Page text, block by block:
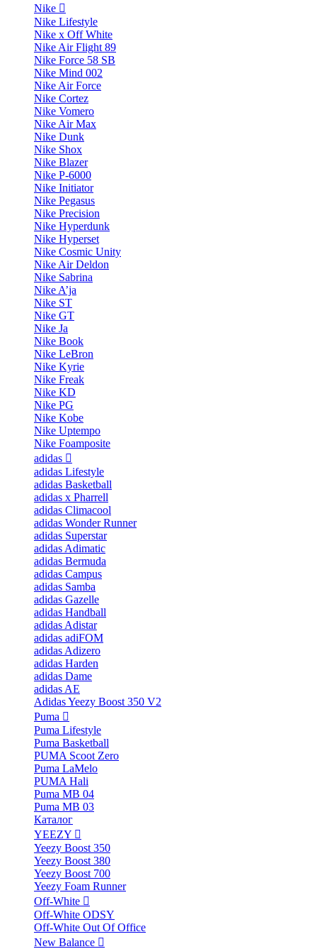
Nike
Nike Lifestyle
Nike x Off White
Nike Air Flight 89
Nike Force 58 SB
Nike Mind 002
Nike Air Force
Nike Cortez
Nike Vomero
Nike Air Max
Nike Dunk
Nike Shox
Nike Blazer
Nike P-6000
Nike Initiator
Nike Pegasus
Nike Precision
Nike Hyperdunk
Nike Hyperset
Nike Cosmic Unity
Nike Air Deldon
Nike Sabrina
Nike A’ja
Nike ST
Nike GT
Nike Ja
Nike Book
Nike LeBron
Nike Kyrie
Nike Freak
Nike KD
Nike PG
Nike Kobe
Nike Uptempo
Nike Foamposite
adidas
adidas Lifestyle
adidas Basketball
adidas x Pharrell
adidas Climacool
adidas Wonder Runner
adidas Superstar
adidas Adimatic
adidas Bermuda
adidas Campus
adidas Samba
adidas Gazelle
adidas Handball
adidas Adistar
adidas adiFOM
adidas Adizero
adidas Harden
adidas Dame
adidas AE
Adidas Yeezy Boost 350 V2
Puma
Puma Lifestyle
Puma Basketball
PUMA Scoot Zero
Puma LaMelo
PUMA Hali
Puma MB 04
Puma MB 03
Каталог
YEEZY
Yeezy Boost 350
Yeezy Boost 380
Yeezy Boost 700
Yeezy Foam Runner
Off-White
Off-White ODSY
Off-White Out Of Office
New Balance